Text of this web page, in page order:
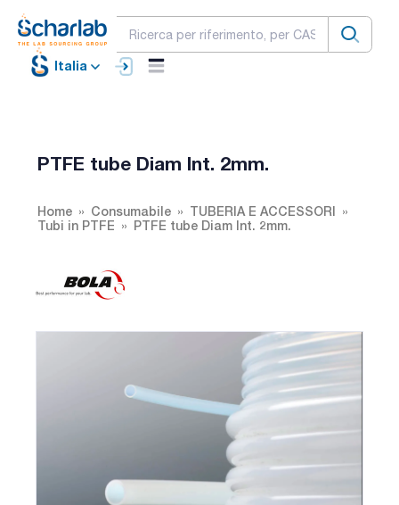
Italia
PTFE tube Diam Int. 2mm.
Home Consumabile
TUBERIA E ACCESSORI
Tubi in PTFE
PTFE tube Diam Int. 2mm.